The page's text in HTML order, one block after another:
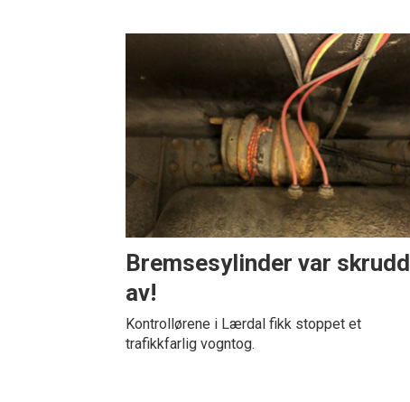
Bremsesylinder var skrudd
av!
Kontrollørene i Lærdal fikk stoppet et
trafikkfarlig vogntog.